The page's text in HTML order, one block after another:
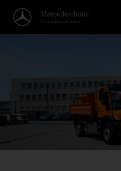
Applications
Thèmes
Service